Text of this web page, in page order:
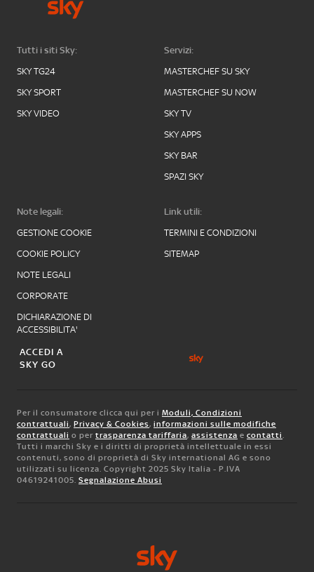
Tutti i siti Sky:
SKY TG24
SKY SPORT
SKY VIDEO
Servizi:
MASTERCHEF SU SKY
MASTERCHEF SU NOW
SKY TV
SKY APPS
SKY BAR
SPAZI SKY
Note legali:
GESTIONE COOKIE
COOKIE POLICY
NOTE LEGALI
CORPORATE
DICHIARAZIONE DI
ACCESSIBILITA'
Link utili:
TERMINI E CONDIZIONI
SITEMAP
ACCEDI A
SKY GO
Per il consumatore clicca qui per i Moduli, Condizioni
contrattuali, Privacy & Cookies, informazioni sulle modifiche
contrattuali o per trasparenza tariffaria, assistenza e contatti.
Tutti i marchi Sky e i diritti di proprietà intellettuale in essi
contenuti, sono di proprietà di Sky international AG e sono
utilizzati su licenza. Copyright 2025 Sky Italia - P.IVA
04619241005. Segnalazione Abusi